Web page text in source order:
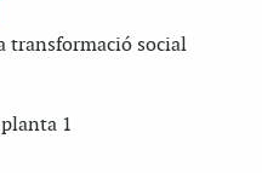
transformació social
1